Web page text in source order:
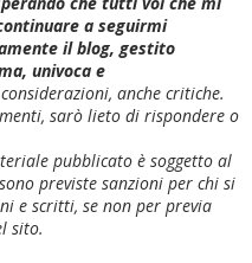
a seguirmi
il blog, gestito
univoca e
anche critiche.
sarò lieto di rispondere o
pubblicato è soggetto al
previste sanzioni per chi si
e scritti, se non per previa
sito.